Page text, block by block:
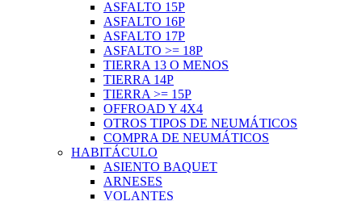
ASFALTO 15P
ASFALTO 16P
ASFALTO 17P
ASFALTO >= 18P
TIERRA 13 O MENOS
TIERRA 14P
TIERRA >= 15P
OFFROAD Y 4X4
OTROS TIPOS DE NEUMÁTICOS
COMPRA DE NEUMÁTICOS
HABITÁCULO
ASIENTO BAQUET
ARNESES
VOLANTES